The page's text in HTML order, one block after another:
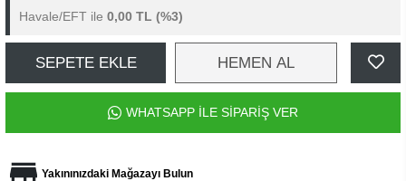
Havale/EFT ile 0,00 TL (%3)
SEPETE EKLE HEMEN AL
WHATSAPP İLE SİPARİŞ VER
Yakınınızdaki Mağazayı Bulun